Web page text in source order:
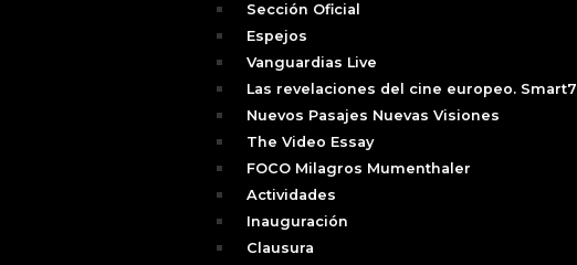
Sección Oficial
Espejos
Vanguardias Live
Las revelaciones del cine europeo. Smart7
Nuevos Pasajes Nuevas Visiones
The Video Essay
FOCO Milagros Mumenthaler
Actividades
Inauguración
Clausura